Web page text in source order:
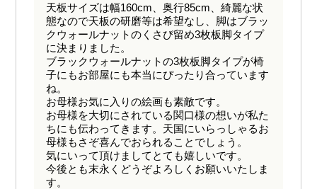
天板サイズは幅160cm、奥行85cm、綺麗な状
態なので天板の研磨等は希望なし、脚はブラッ
クウォールナットのくさび留め3枚板脚タイプ
に決まりました。
ブラックウォールナットの3枚板脚タイプが椅
子にもお部屋にも本当にぴったり合っています
ね。
お母様お気に入りの絵画も素敵です。
お母様を大切にされている関口様の想いが私た
ちにも伝わってきます。天国にいらっしゃるお
母様もさぞ喜んでおられることでしょう。
気にいって頂けましてとても嬉しいです。
今後とも末永くどうぞよろしくお願いいたしま
す。